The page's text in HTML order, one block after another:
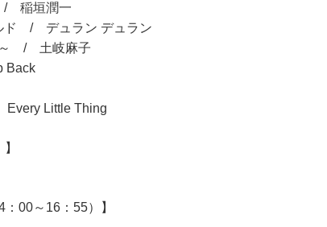
稲垣潤一
ド / デュラン デュラン
～ / 土岐麻子
Little Thing
00～16：55）】